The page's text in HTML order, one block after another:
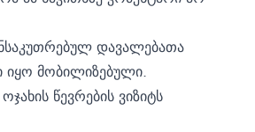
დავალებათა
იყო მობილიზებული.
წევრების ვიზიტს